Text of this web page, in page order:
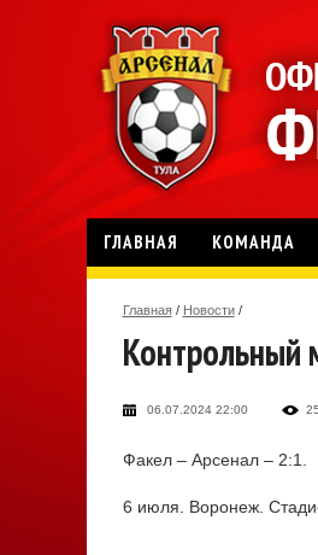
ГЛАВНАЯ КОМАНДА
Главная / Новости /
Контрольный
06.07.2024 22:00
Факел – Арсенал – 2:1.
6 июля. Воронеж.